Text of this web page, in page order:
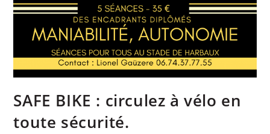
SAFE BIKE : circulez à vélo en
toute sécurité.